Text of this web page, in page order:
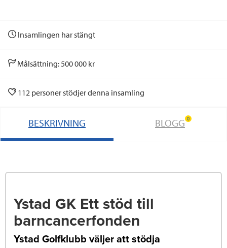
Insamlingen har stängt
Målsättning: 500 000 kr
112 personer stödjer denna insamling
BESKRIVNING BLOGG 0
Ystad GK Ett stöd till
barncancerfonden
Ystad Golfklubb väljer att stödja